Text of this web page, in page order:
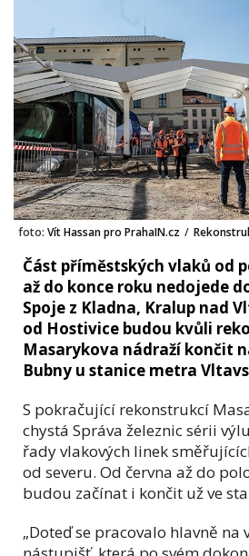
foto: Vít Hassan pro PrahaIN.cz /
Část příměstských vlaků od
až do konce roku nedojede
Spoje z Kladna, Kralup nad
od Hostivice budou kvůli
Masarykova nádraží končit
Bubny u stanice metra
S pokračující rekonstrukcí
chystá Správa železnic sérii
řady vlakových linek
od severu. Od června až do
budou začínat i končit už ve
„Doteď se pracovalo hlavně na